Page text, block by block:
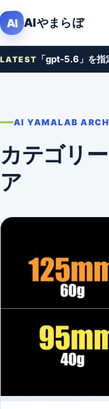
本文へ移動
AI AIやまらぼ
LATEST
AI YAMALAB
カテゴリ
ア